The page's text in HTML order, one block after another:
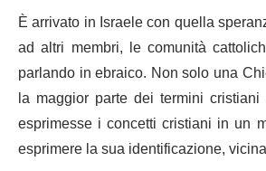
È arrivato in Israele con quella
ad altri membri, le comunità
parlando in ebraico. Non solo una
la maggior parte dei termini
esprimesse i concetti cristiani in un
esprimere la sua identificazione,